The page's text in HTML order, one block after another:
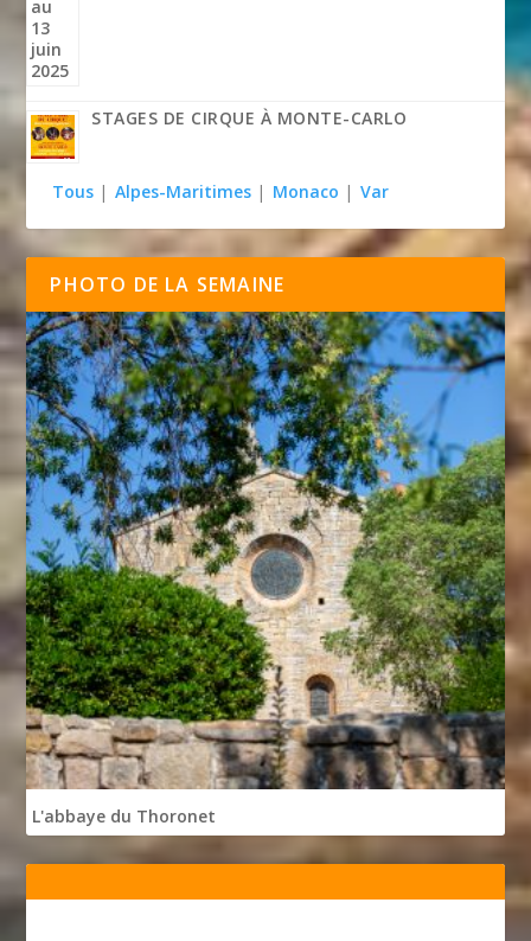
STAGES DE CIRQUE À MONTE-CARLO
Tous | Alpes-Maritimes | Monaco | Var
PHOTO DE LA SEMAINE
L'abbaye du Thoronet